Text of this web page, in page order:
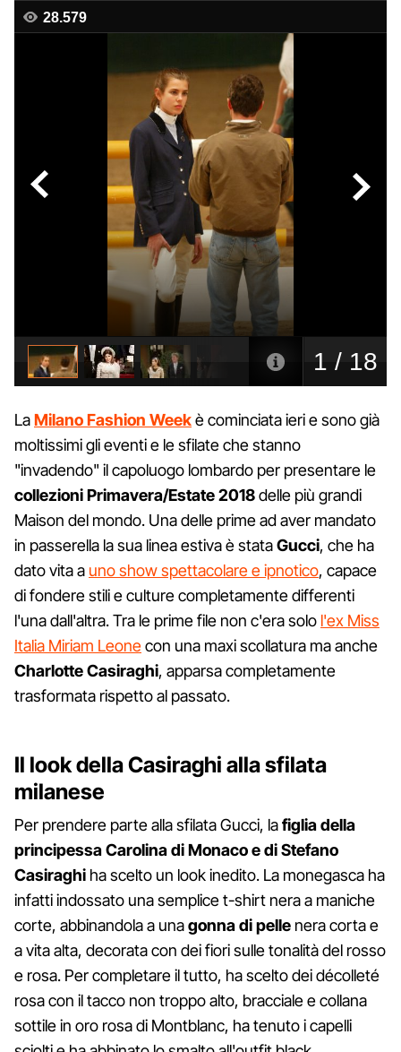
LaMilano Fashion Weekè cominciata ieri e sono già
moltissimi gli eventi e le sfilate che stanno
"invadendo" il capoluogo lombardo per presentare le
collezioni Primavera/Estate 2018delle più grandi
Maison del mondo. Una delle prime ad aver mandato
in passerella la sua linea estiva è stataGucci, che ha
dato vita a uno show spettacolare e ipnotico, capace
di fondere stili e culture completamente differenti
l'una dall'altra. Tra le prime file non c'era solo l'ex Miss
Italia Miriam Leonecon una maxi scollatura ma anche
Charlotte Casiraghi, apparsa completamente
trasformata rispetto al passato.
Il look della Casiraghi alla sfilata
milanese
Per prendere parte alla sfilata Gucci, lafiglia della
principessa Carolina di Monaco e di Stefano
Casiraghi ha scelto un look inedito. La monegasca ha
infatti indossato una semplice t-shirt nera a maniche
corte, abbinandola a unagonna di pelle nera corta e
a vita alta, decorata con dei fiori sulle tonalità del rosso
e rosa. Per completare il tutto, ha scelto dei décolleté
rosa con il tacco non troppo alto, bracciale e collana
sottile in oro rosa di Montblanc, ha tenuto i capelli